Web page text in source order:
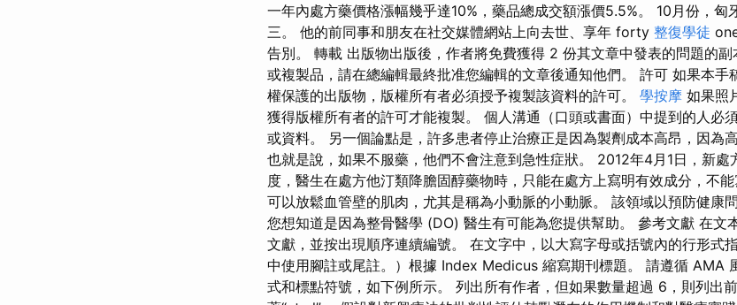
一年內處方藥價格漲幅幾乎達10%，藥品總成交額漲價5.5%。 10月份，匈
三。 他的前同事和朋友在社交媒體網站上向去世、享年 forty 整復學徒
告別。 轉載 出版物出版後，作者將免費獲得 2 份其文章中發表的問題的
或複製品，請在總編輯最終批准您編輯的文章後通知他們。 許可 如果本手
權保護的出版物，版權所有者必須授予複製該資料的許可。 學按摩 如果照
獲得版權所有者的許可才能複製。 個人溝通（口頭或書面）中提到的人必
或資料。 另一個論點是，許多患者停止治療正是因為製劑成本高昂，因為
也就是說，如果不服藥，他們不會注意到急性症狀。 2012年4月1日，新處
度，醫生在處方他汀類降膽固醇藥物時，只能在處方上寫明有效成分，不
可以放鬆血管壁的肌肉，尤其是稱為小動脈的小動脈。 該領域以預防健康
您想知道是因為整骨醫學 (DO) 醫生有可能為您提供幫助。 參考文獻 在文
文獻，並按出現順序連續編號。 在文字中，以大寫字母或括號內的行形式
中使用腳註或尾註。）根據 Index Medicus 縮寫期刊標題。 請遵循 AMA
式和標點符號，如下例所示。 列出所有作者，但如果數量超過 6，則列出